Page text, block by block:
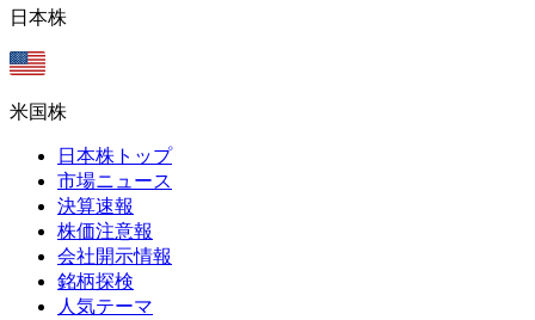
日本株
米国株
日本株トップ
市場ニュース
決算速報
株価注意報
会社開示情報
銘柄探検
人気テーマ